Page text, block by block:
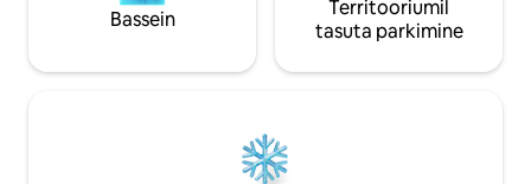
Bassein
Territooriumil
tasuta parkimine